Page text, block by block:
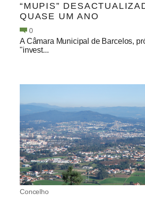
“MUPIS”
QUASE UM ANO
0
A Câmara Municipal de Barcelos,
"invest...
Concelho